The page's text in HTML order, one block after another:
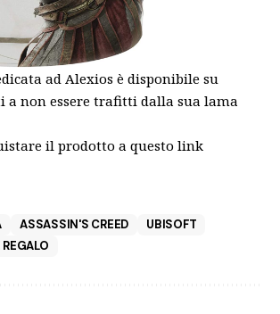
ad Alexios è disponibile su
a non essere trafitti dalla sua lama
il prodotto a questo link
ASSASSIN'S CREED
UBISOFT
REGALO